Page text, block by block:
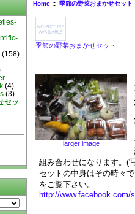
(158)
(4)
(3)
セッ
Home ::季節の野菜おまかせセット
季節の野菜おまかせセット
larger image
組み合わせになります。(
セットの中身はその時々
をご覧下さい。
http://www.facebook.com/